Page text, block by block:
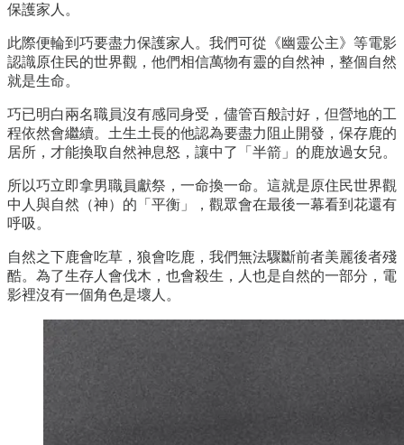
保護家人。
此際便輪到巧要盡力保護家人。我們可從《幽靈公主》等電影
認識原住民的世界觀，他們相信萬物有靈的自然神，整個自然
就是生命。
巧已明白兩名職員沒有感同身受，儘管百般討好，但營地的工
程依然會繼續。土生土長的他認為要盡力阻止開發，保存鹿的
居所，才能換取自然神息怒，讓中了「半箭」的鹿放過女兒。
所以巧立即拿男職員獻祭，一命換一命。這就是原住民世界觀
中人與自然（神）的「平衡」，觀眾會在最後一幕看到花還有
呼吸。
自然之下鹿會吃草，狼會吃鹿，我們無法驟斷前者美麗後者殘
酷。為了生存人會伐木，也會殺生，人也是自然的一部分，電
影裡沒有一個角色是壞人。